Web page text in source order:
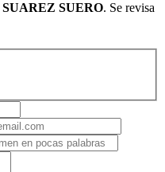
SUERO. Se revisa